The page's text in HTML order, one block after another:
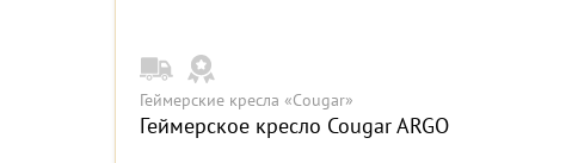
Геймерские кресла «Cougar»
Геймерское кресло Cougar ARGO